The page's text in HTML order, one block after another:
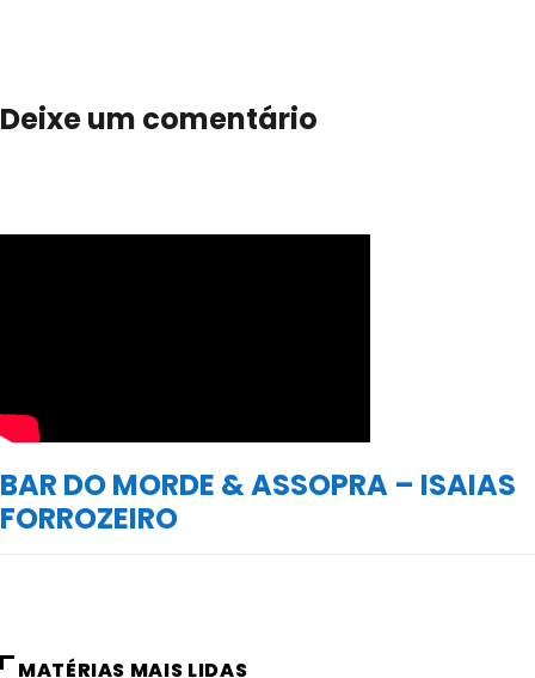
Deixe um comentário
BAR DO MORDE & ASSOPRA – ISAIAS
FORROZEIRO
MATÉRIAS MAIS LIDAS